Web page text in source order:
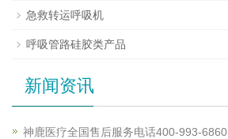
急救转运呼吸机
呼吸管路硅胶类产品
新闻资讯
神鹿医疗全国售后服务电话400-993-6860